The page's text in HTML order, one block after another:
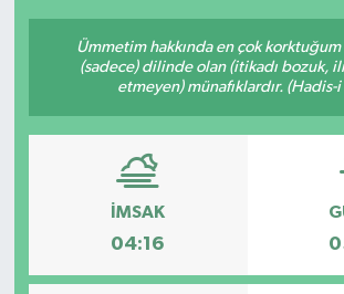
Ümmetim hakkında en çok
(sadece) dilinde olan (itikadı bozuk,
etmeyen) münafıklardır. (Hadis-
İMSAK
04:16
Haber Arşivi